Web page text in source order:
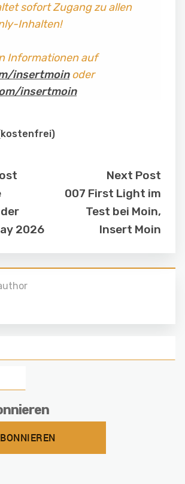
sofort Zugang zu allen
Inhalten!
Informationen auf
insertmoinoder
insertmoin
2026
Next Post
007 First Light im
Test bei Moin,
Insert Moin